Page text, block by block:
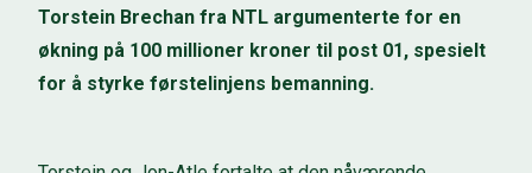
Torstein Brechan fra NTL argumenterte for en
økning på 100 millioner kroner til post 01, spesielt
for å styrke førstelinjens bemanning.